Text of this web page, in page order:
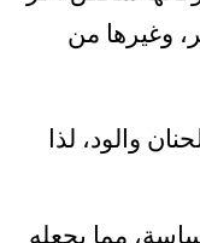
وغيرها من
والود، لذا
مما يجعله